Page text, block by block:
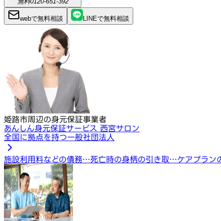
webで無料相談 LINEで無料相談
姫路市周辺の身元保証事業者
あんしん身元保証サービス 西宮サロン
全国に拠点を持つ一般社団法人
施設利用料などの債務…死亡時の身柄の引き取…ケアプラン